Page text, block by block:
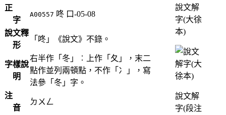
正
字
A00557 咚 口-05-08
說文釋
形
「咚」《說文》不錄。
字樣說
明
右半作「冬」︰上作「夂」，末二
點作並列兩頓點，不作「冫」，寫
法參「冬」字。
注
音
ㄉㄨㄥ
說文解
字(大徐
本)
說文解
字(段注